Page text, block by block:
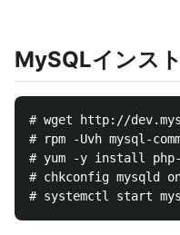
MySQLインス
# wget http://
# rpm -Uvh mysql-
# yum -y install php-
# chkconfig mysqld